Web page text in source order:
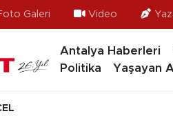
Galeri Video
Antalya Haberleri
Politika
Yaşayan